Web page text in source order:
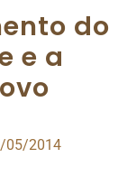
do
e a
05/2014